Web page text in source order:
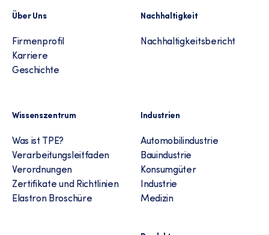
Über Uns
Firmenprofil
Karriere
Geschichte
Nachhaltigkeit
Nachhaltigkeitsbericht
Wissenszentrum
Was ist TPE?
Verarbeitungsleitfaden
Verordnungen
Zertifikate und Richtlinien
Elastron Broschüre
Industrien
Automobilindustrie
Bauindustrie
Konsumgüter
Industrie
Medizin